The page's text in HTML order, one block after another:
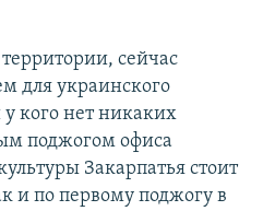
сейчас
для украинского
кого нет никаких
поджогом офиса
Закарпатья стоит
и по первому поджогу в